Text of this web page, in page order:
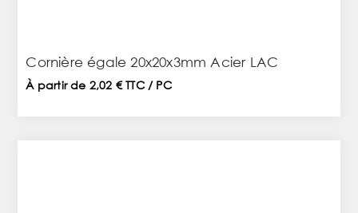
Cornière égale 20x20x3mm Acier LAC
À partir de 2,02 € TTC / PC